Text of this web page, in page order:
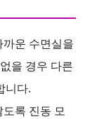
까운 수면실을
을 경우 다른
니다​.
록 진동 모